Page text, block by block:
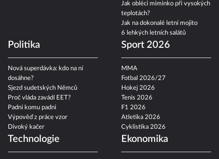
Jak obléci miminko při vysokých
teplotách?
Jak na dokonalé letní mojito
6 lehkých letních salátů
Politika
Nová superdávka: kdo na ní
dosáhne?
Sjezd sudetských Němců
Proč vláda zavádí EET?
Padni komu padni
Výpověď z práce vzor
Divoký kačer
Sport 2026
MMA
Fotbal 2026/27
Hokej 2026
Tenis 2026
F1 2026
Atletika 2026
Cyklistika 2026
Technologie Ekonomika